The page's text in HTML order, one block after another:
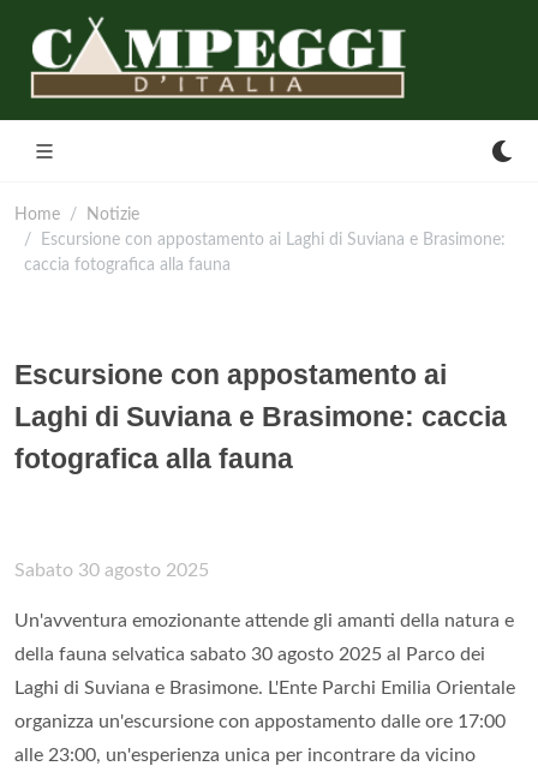
Home
Notizie
Escursione con appostamento ai Laghi di Suviana e Brasimone:
caccia fotografica alla fauna
Escursione con appostamento ai
Laghi di Suviana e Brasimone: caccia
fotografica alla fauna
Sabato 30 agosto 2025
Un'avventura emozionante attende gli amanti della natura e
della fauna selvatica sabato 30 agosto 2025 al Parco dei
Laghi di Suviana e Brasimone. L'Ente Parchi Emilia Orientale
organizza un'escursione con appostamento dalle ore 17:00
alle 23:00, un'esperienza unica per incontrare da vicino